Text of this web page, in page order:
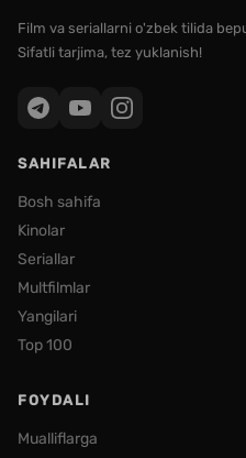
Film va seriallarni o'zbek tilida
Sifatli tarjima, tez yuklanish!
SAHIFALAR
Bosh sahifa
Kinolar
Seriallar
Multfilmlar
Yangilari
Top 100
FOYDALI
Mualliflarga